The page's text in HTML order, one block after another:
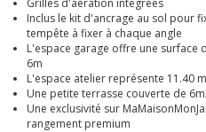
Grilles d'aération intégrées
Inclus le kit d'ancrage au sol pour
tempête à fixer à chaque angle
L'espace garage offre une
6m
L'espace atelier représente 11.40
Une petite terrasse couverte de
Une exclusivité sur
rangement premium